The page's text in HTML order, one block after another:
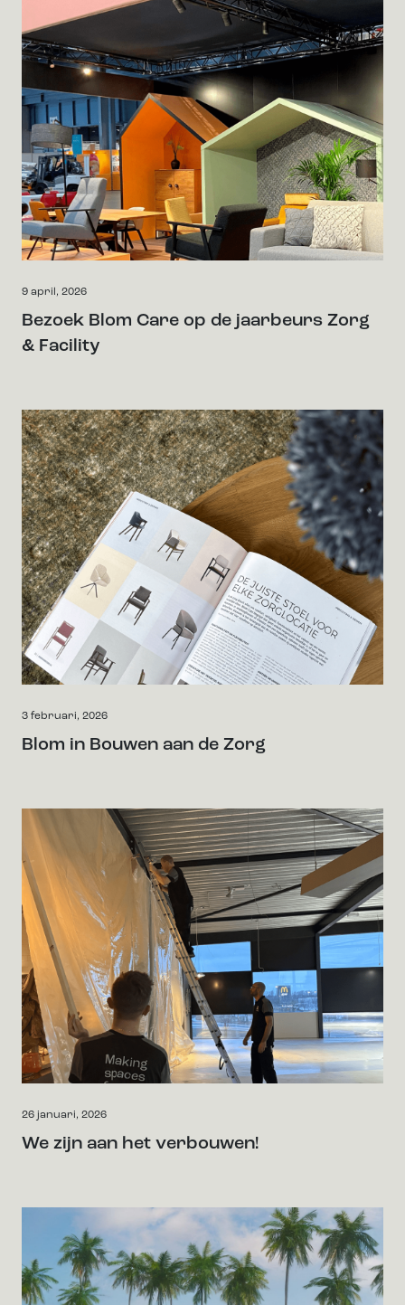
9 april, 2026
Bezoek Blom Care op de jaarbeurs Zorg
& Facility
3 februari, 2026
Blom in Bouwen aan de Zorg
26 januari, 2026
We zijn aan het verbouwen!